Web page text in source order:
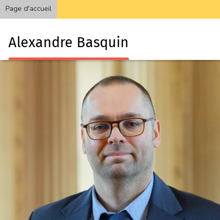
Page d'accueil
Alexandre Basquin